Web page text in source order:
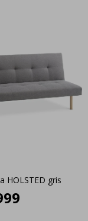
HOLSTED gris